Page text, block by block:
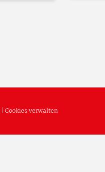
|Cookies verwalten